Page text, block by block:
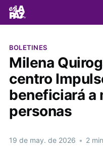
BOLETINES
Milena
centro
beneficiará a
personas
19 de may. de 2026 • 2